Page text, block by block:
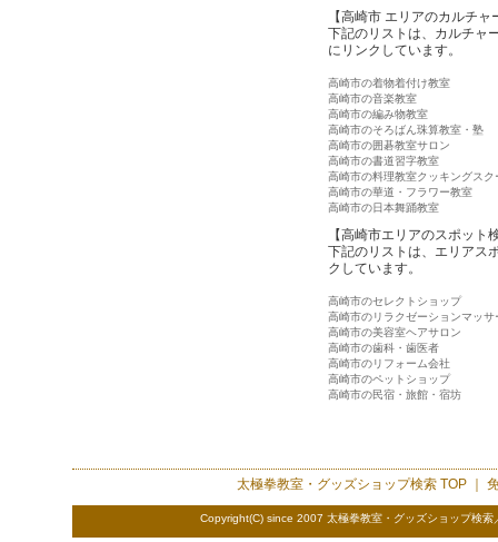
【高崎市 エリアのカルチ
下記のリストは、カルチャ
にリンクしています。
高崎市の着物着付け教室
高崎市の音楽教室
高崎市の編み物教室
高崎市のそろばん珠算教室・塾
高崎市の囲碁教室サロン
高崎市の書道習字教室
高崎市の料理教室クッキングスク
高崎市の華道・フラワー教室
高崎市の日本舞踊教室
【高崎市エリアのスポット
下記のリストは、エリアス
クしています。
高崎市のセレクトショップ
高崎市のリラクゼーションマッサ
高崎市の美容室ヘアサロン
高崎市の歯科・歯医者
高崎市のリフォーム会社
高崎市のペットショップ
高崎市の民宿・旅館・宿坊
太極拳教室・グッズショップ検索TOP ｜
Copyright(C) since 2007 太極拳教室・グッズショップ検索